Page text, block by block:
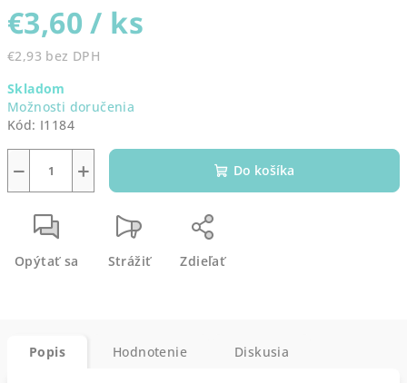
€3,60/ ks
€2,93 bez DPH
cena:
Skladom
Možnosti doručenia
Kód: I1184
+
− Do košíka
Opýtať sa Strážiť Zdieľať
Popis Hodnotenie Diskusia